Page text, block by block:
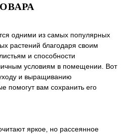
одними из самых популярных
растений благодаря своим
и способности
условиям в помещении. Вот
и выращиванию
помогут вам сохранить его
яркое, но рассеянное